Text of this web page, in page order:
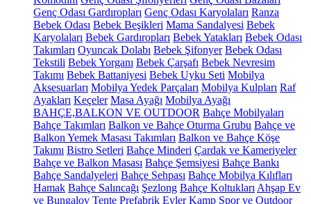
Genç Odası Gardıropları Genç Odası Karyolaları Ranza
Bebek Odası Bebek Beşikleri Mama Sandalyesi Bebek
Karyolaları Bebek Gardıropları Bebek Yatakları Bebek Odası
Takımları Oyuncak Dolabı Bebek Şifonyer Bebek Odası
Tekstili Bebek Yorganı Bebek Çarşafı Bebek Nevresim
Takımı Bebek Battaniyesi Bebek Uyku Seti Mobilya
Aksesuarları Mobilya Yedek Parçaları Mobilya Kulpları Raf
Ayakları Keçeler Masa Ayağı Mobilya Ayağı
BAHÇE,BALKON VE OUTDOOR Bahçe Mobilyaları
Bahçe Takımları Balkon ve Bahçe Oturma Grubu Bahçe ve
Balkon Yemek Masası Takımları Balkon ve Bahçe Köşe
Takımı Bistro Setleri Bahçe Minderi Çardak ve Kameriyeler
Bahçe ve Balkon Masası Bahçe Şemsiyesi Bahçe Bankı
Bahçe Sandalyeleri Bahçe Sehpası Bahçe Mobilya Kılıfları
Hamak Bahçe Salıncağı Şezlong Bahçe Koltukları Ahşap Ev
ve Bungalov Tente Prefabrik Evler Kamp Spor ve Outdoor